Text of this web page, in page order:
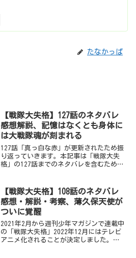
たなかっぱ
【戦隊大失格】127話のネタバレ
感想解説、記憶はなくとも身体に
は大戦隊魂が刻まれる
127話「真っ白な赤」が更新されたため振
り返っていきます。本記事は「戦隊大失
格」の127話までのネタバレを含むため、
を引用しています。万が一問題がありま
したら、お手数...
【戦隊大失格】108話のネタバレ
感想・解説・考察、薄久保天使が
ついに覚醒
2021年2月から週刊少年マガジンで連載中
の「戦隊大失格」2022年12月にはテレビ
アニメ化されることが決定しました。原